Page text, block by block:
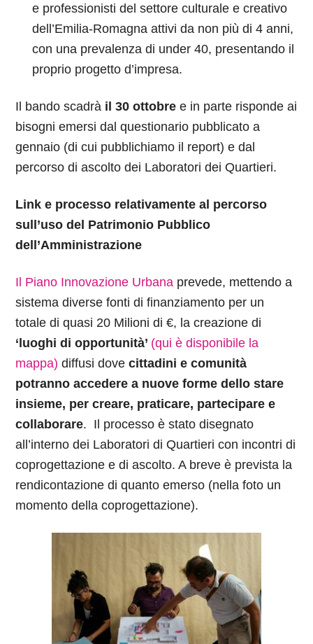
e professionisti del settore culturale e creativo
dell’Emilia-Romagna attivi da non più di 4 anni,
con una prevalenza di under 40, presentando il
proprio progetto d’impresa.
Il bando scadrà il 30 ottobre e in parte risponde ai
bisogni emersidal questionario pubblicato a
gennaio (di cui pubblichiamo il report) e dal
percorso di ascolto dei Laboratori dei Quartieri.
Link e processo relativamente al percorso
sull’uso del Patrimonio Pubblico
dell’Amministrazione
Il Piano Innovazione Urbana prevede, mettendo a
sistema diverse fonti di finanziamento per un
totale di quasi 20 Milioni di €, la creazione di
‘luoghi di opportunità’ (qui è disponibile la
mappa) diffusi dove cittadini e comunità
potranno accedere a nuove forme dello stare
insieme, per creare, praticare, partecipare e
collaborare. Il processo è stato disegnato
all’interno dei Laboratori di Quartieri con incontri di
coprogettazione e di ascolto. A breve è prevista la
rendicontazione di quanto emerso (nella foto un
momento della coprogettazione).